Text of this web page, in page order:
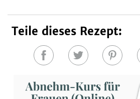
Teile dieses Rezept:
Auf
teilen
Auf
teilen
Auf
teilen